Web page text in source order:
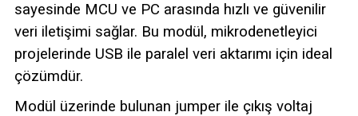
sayesinde MCU ve PC arasında hızlı ve güvenilir
veri iletişimi sağlar. Bu modül, mikrodenetleyici
projelerinde USB ile paralel veri aktarımı için ideal
çözümdür.
Modül üzerinde bulunan jumper ile çıkış voltaj